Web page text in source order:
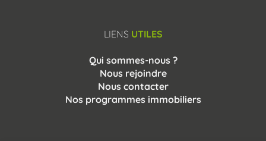
LIENS UTILES
Qui sommes-nous ?
Nous rejoindre
Nous contacter
Nos programmes immobiliers